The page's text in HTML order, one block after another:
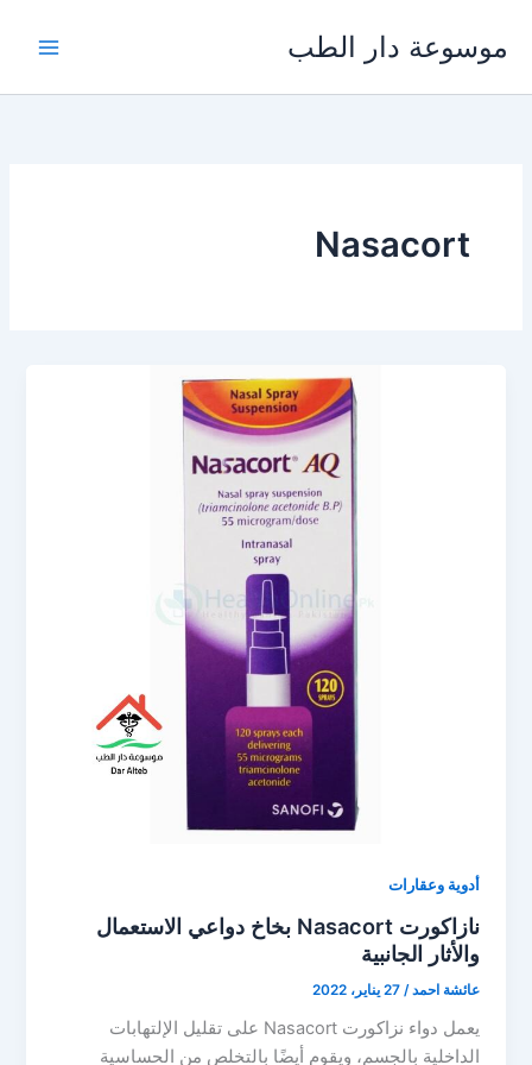
المحتوى
موسوعة دار الطب
Nasacort
أدوية وعقارات
نازاكورت Nasacort بخاخ دواعي الاستعمال
والأثار الجانبية
عائشة احمد/27 يناير، 2022
يعمل دواء نزاكورت Nasacort على تقليل الإلتهابات
الداخلية بالجسم، ويقوم أيضًا بالتخلص من الحساسية